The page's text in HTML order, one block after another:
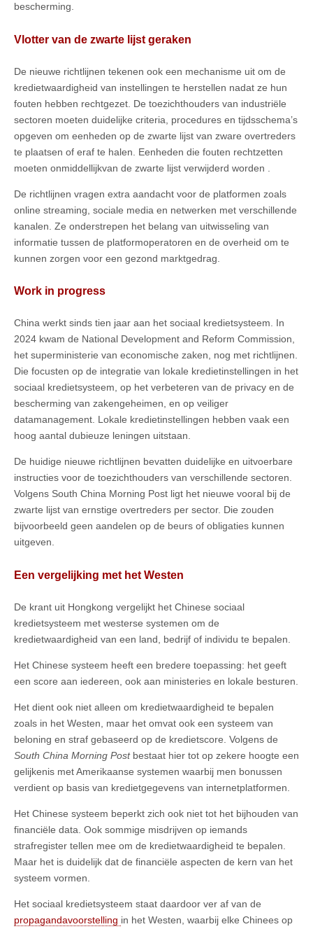
bescherming.
Vlotter van de zwarte lijst geraken
De nieuwe richtlijnen tekenen ook een mechanisme uit om de
kredietwaardigheid van instellingen te herstellen nadat ze hun
fouten hebben rechtgezet. De toezichthouders van industriële
sectoren moeten duidelijke criteria, procedures en tijdsschema’s
opgeven om eenheden op de zwarte lijst van zware overtreders
te plaatsen of eraf te halen. Eenheden die fouten rechtzetten
moeten onmiddellijkvan de zwarte lijst verwijderd worden .
De richtlijnen vragen extra aandacht voor de platformen zoals
online streaming, sociale media en netwerken met verschillende
kanalen. Ze onderstrepen het belang van uitwisseling van
informatie tussen de platformoperatoren en de overheid om te
kunnen zorgen voor een gezond marktgedrag.
Work in progress
China werkt sinds tien jaar aan het sociaal kredietsysteem. In
2024 kwam de National Development and Reform Commission,
het superministerie van economische zaken, nog met richtlijnen.
Die focusten op de integratie van lokale kredietinstellingen in het
sociaal kredietsysteem, op het verbeteren van de privacy en de
bescherming van zakengeheimen, en op veiliger
datamanagement. Lokale kredietinstellingen hebben vaak een
hoog aantal dubieuze leningen uitstaan.
De huidige nieuwe richtlijnen bevatten duidelijke en uitvoerbare
instructies voor de toezichthouders van verschillende sectoren.
Volgens South China Morning Post ligt het nieuwe vooral bij de
zwarte lijst van ernstige overtreders per sector. Die zouden
bijvoorbeeld geen aandelen op de beurs of obligaties kunnen
uitgeven.
Een vergelijking met het Westen
De krant uit Hongkong vergelijkt het Chinese sociaal
kredietsysteem met westerse systemen om de
kredietwaardigheid van een land, bedrijf of individu te bepalen.
Het Chinese systeem heeft een bredere toepassing: het geeft
een score aan iedereen, ook aan ministeries en lokale besturen.
Het dient ook niet alleen om kredietwaardigheid te bepalen
zoals in het Westen, maar het omvat ook een systeem van
beloning en straf gebaseerd op de kredietscore. Volgens de
South China Morning Postbestaat hier tot op zekere hoogte een
gelijkenis met Amerikaanse systemen waarbij men bonussen
verdient op basis van kredietgegevens van internetplatformen.
Het Chinese systeem beperkt zich ook niet tot het bijhouden van
financiële data. Ook sommige misdrijven op iemands
strafregister tellen mee om de kredietwaardigheid te bepalen.
Maar het is duidelijk dat de financiële aspecten de kern van het
systeem vormen.
Het sociaal kredietsysteem staat daardoor ver af van de
propagandavoorstelling in het Westen, waarbij elke Chinees op